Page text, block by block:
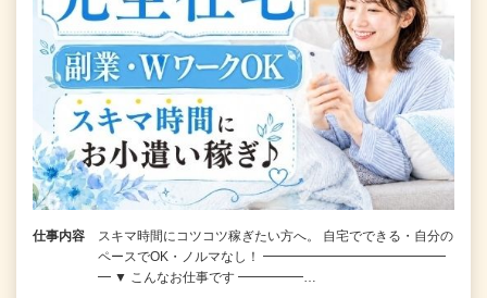
仕事内容
スキマ時間にコツコツ稼ぎたい方へ。 自宅でできる・自分の
ペースでOK・ノルマなし！ ━━━━━━━━━━━━━━
━ ▼ こんなお仕事です ━━━━━…